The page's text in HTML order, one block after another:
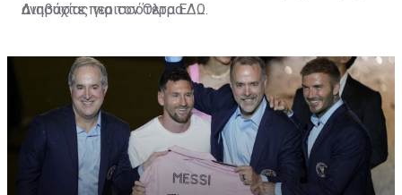
ανησυχίας για τον Όλτρα.
Διαβάστε περισσότεραΕΔΩ.